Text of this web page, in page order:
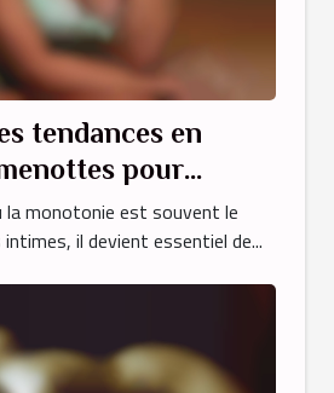
tendances en
pour
intime
la monotonie est souvent le
il devient essentiel de...